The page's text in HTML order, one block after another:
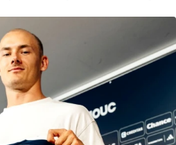
zázemí - to je olomoucký
klub od nuly, proč je důležitější
podle nich dnes děti skutečně
v rozhovoru pro Report
Petr Hanák a trenér